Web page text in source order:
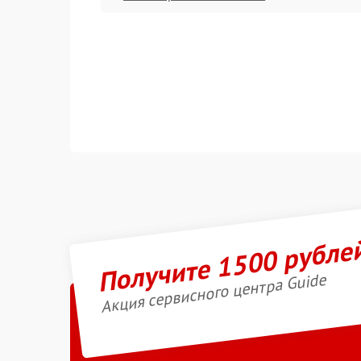
Получите 1500
Акция сервисного центра Guide